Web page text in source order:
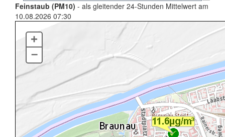
Feinstaub (PM10) - als gleitender 24-Stunden Mittelwert am
10.08.2026 07:30
+
–